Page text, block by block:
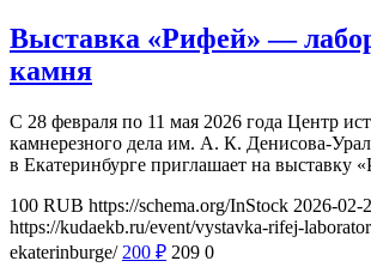
Выставка «Рифей» —
камня
С 28 февраля по 11 мая 2026 года Центр
камнерезного дела им. А. К. Денисова-
в Екатеринбурге приглашает на выставку
100 RUB https://schema.org/InStock 2026-02-
https://kudaekb.ru/event/vystavka-rifej-
ekaterinburge/ 200 ₽ 209 0